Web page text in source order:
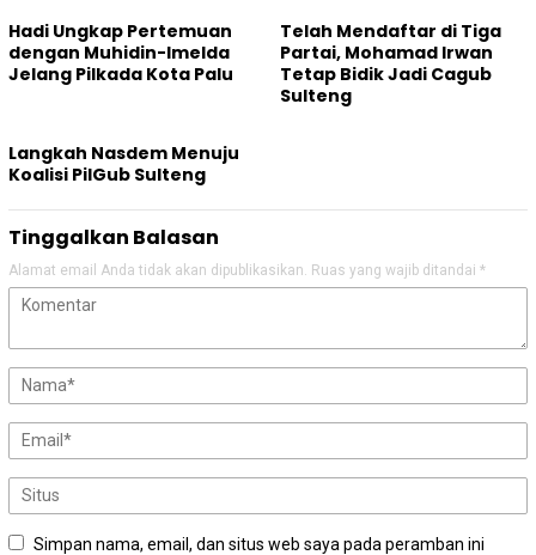
Hadi Ungkap Pertemuan
dengan Muhidin-Imelda
Jelang Pilkada Kota Palu
Telah Mendaftar di Tiga
Partai, Mohamad Irwan
Tetap Bidik Jadi Cagub
Sulteng
Langkah Nasdem Menuju
Koalisi PilGub Sulteng
Tinggalkan Balasan
Alamat email Anda tidak akan dipublikasikan. Ruas yang wajib ditandai *
Simpan nama, email, dan situs web saya pada peramban ini